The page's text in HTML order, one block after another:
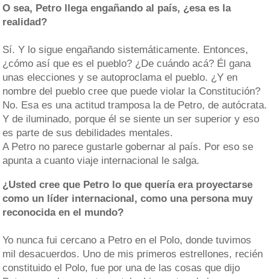
O sea, Petro llega engañando al país, ¿esa es la
realidad?
Sí. Y lo sigue engañando sistemáticamente. Entonces,
¿cómo así que es el pueblo? ¿De cuándo acá? Él gana
unas elecciones y se autoproclama el pueblo. ¿Y en
nombre del pueblo cree que puede violar la Constitución?
No. Esa es una actitud tramposa la de Petro, de autócrata.
Y de iluminado, porque él se siente un ser superior y eso
es parte de sus debilidades mentales.
A Petro no parece gustarle gobernar al país. Por eso se
apunta a cuanto viaje internacional le salga.
¿Usted cree que Petro lo que quería era proyectarse
como un líder internacional, como una persona muy
reconocida en el mundo?
Yo nunca fui cercano a Petro en el Polo, donde tuvimos
mil desacuerdos. Uno de mis primeros estrellones, recién
constituido el Polo, fue por una de las cosas que dijo